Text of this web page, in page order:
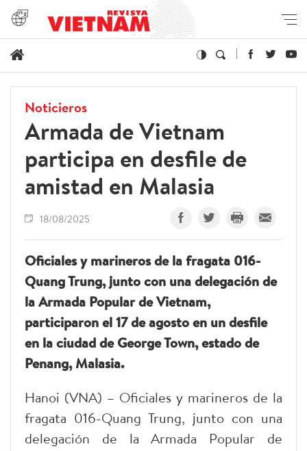
Noticieros
Armada de Vietnam
participa en desfile de
amistad en Malasia
18/08/2025
Oficiales y marineros de la fragata 016-
Quang Trung, junto con una delegación de
la Armada Popular de Vietnam,
participaron el 17 de agosto en un desfile
en la ciudad de George Town, estado de
Penang, Malasia.
Hanoi (VNA) – Oficiales y marineros de la
fragata 016-Quang Trung, junto con una
delegación de la Armada Popular de